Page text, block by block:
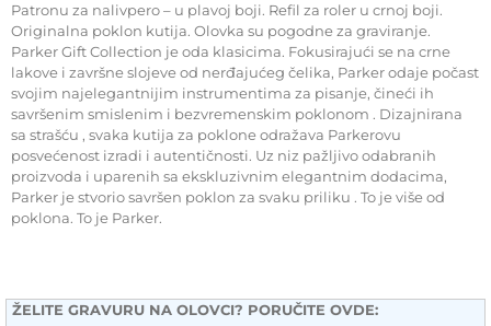
Patronu za nalivpero – u plavoj boji. Refil za roler u crnoj boji.
Originalna poklon kutija. Olovka su pogodne za graviranje.
Parker Gift Collection je oda klasicima. Fokusirajući se na crne
lakove i završne slojeve od nerđajućeg čelika, Parker odaje počast
svojim najelegantnijim instrumentima za pisanje, čineći ih
savršenim smislenim i bezvremenskim poklonom . Dizajnirana
sa strašću , svaka kutija za poklone odražava Parkerovu
posvećenost izradi i autentičnosti. Uz niz pažljivo odabranih
proizvoda i uparenih sa ekskluzivnim elegantnim dodacima,
Parker je stvorio savršen poklon za svaku priliku . To je više od
poklona. To je Parker.
ŽELITE GRAVURU NA OLOVCI? PORUČITE OVDE: